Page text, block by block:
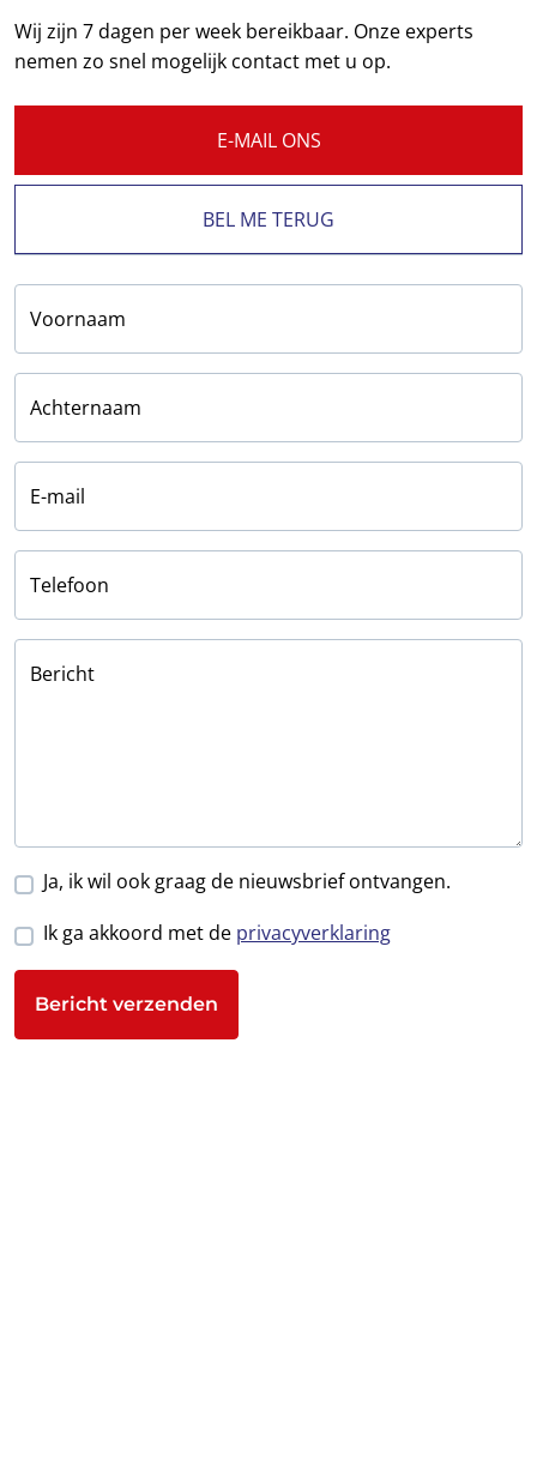
Wij zijn 7 dagen per week bereikbaar. Onze experts
nemen zo snel mogelijk contact met u op.
E-MAIL ONS
BEL ME TERUG
Voornaam
Achternaam
E-mail
Telefoon
Bericht
Ja, ik wil ook graag de nieuwsbrief ontvangen.
Ik ga akkoord met de privacyverklaring
Bericht verzenden